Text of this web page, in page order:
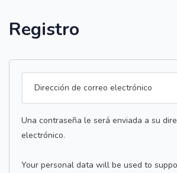
Registro
Una contraseña le será enviada a su
electrónico.
Your personal data will be used to